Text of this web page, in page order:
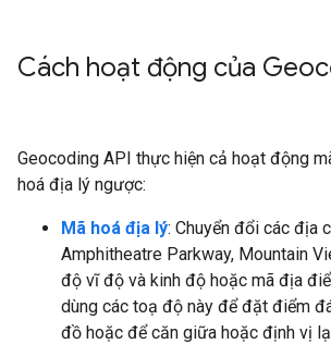
Cách hoạt động của
Geocoding API thực hiện cả hoạt động
hoá địa lý ngược:
Mã hoá địa lý: Chuyển đổi các địa
Amphitheatre Parkway, Mountain
độ vĩ độ và kinh độ hoặc mã địa
dùng các toạ độ này để đặt điểm
đồ hoặc để căn giữa hoặc định vị